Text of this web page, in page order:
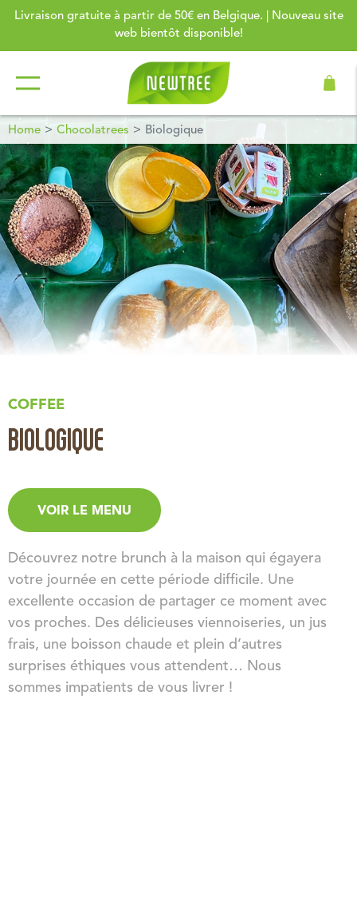
Livraison gratuite à partir de 50€ en Belgique. | Nouveau site
web bientôt disponible!
Home Chocolatrees Biologique
COFFEE
BIOLOGIQUE
VOIR LE MENU
Découvrez notre brunch à la maison qui égayera
votre journée en cette période difficile. Une
excellente occasion de partager ce moment avec
vos proches. Des délicieuses viennoiseries, un jus
frais, une boisson chaude et plein d’autres
surprises éthiques vous attendent… Nous
sommes impatients de vous livrer !